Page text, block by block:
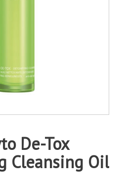
De-Tox
Cleansing Oil